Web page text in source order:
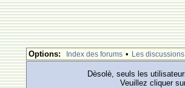
Options: Index des forums • Les discussions
Dèsolè, seuls les
Veuillez cliquer